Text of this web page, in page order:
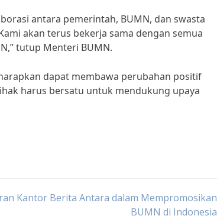
antara pemerintah, BUMN, dan swasta
akan terus bekerja sama dengan semua
tutup Menteri BUMN.
dapat membawa perubahan positif
harus bersatu untuk mendukung upaya
Kantor Berita Antara dalam Mempromosikan
BUMN di Indonesia